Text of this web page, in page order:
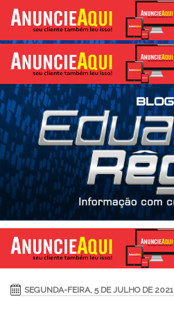
SEGUNDA-FEIRA, 5 DE JULHO DE 2021